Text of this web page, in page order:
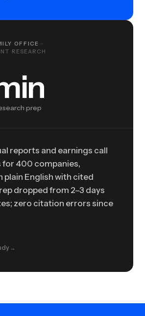
OFFICE —
RESEARCH
prep
reports and earnings call
400 companies,
plain English with cited
dropped from 2–3 days
zero citation errors since
→